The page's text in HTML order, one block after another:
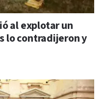
al explotar un
lo contradijeron y